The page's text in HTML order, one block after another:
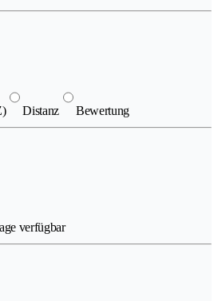
Distanz Bewertung
verfügbar